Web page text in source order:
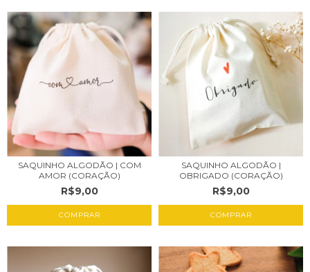
SAQUINHO ALGODÃO | COM
AMOR (CORAÇÃO)
R$9,00
COMPRAR
SAQUINHO ALGODÃO |
OBRIGADO (CORAÇÃO)
R$9,00
COMPRAR